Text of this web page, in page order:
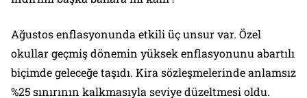
Ağustos enflasyonunda etkili üç unsur var. Özel
okullar geçmiş dönemin yüksek enflasyonunu abartılı
biçimde geleceğe taşıdı. Kira sözleşmelerinde anlamsız
%25 sınırının kalkmasıyla seviye düzeltmesi oldu.